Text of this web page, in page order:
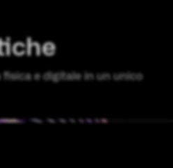
fisica e digitale in un unico